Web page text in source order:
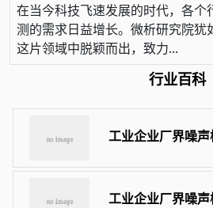
在当今科技飞速发展的时代，各个
测的需求日益增长。微析研究院犹
这片领域中脱颖而出，致力...
行业百科
工业企业厂界噪
工业企业厂界噪